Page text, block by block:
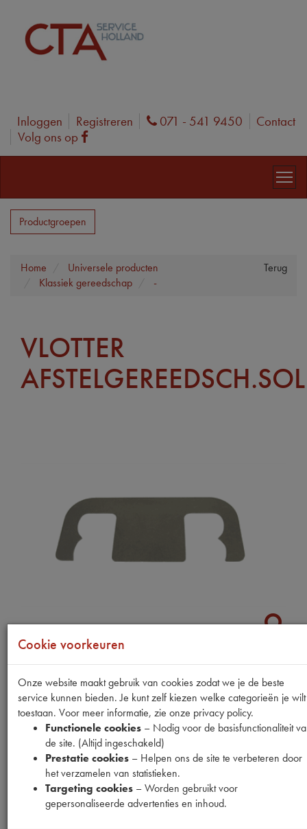
Inloggen Registreren Phone
071 - 541 9450
Contact
Volg ons op
Facebook
Productgroepen
Terug
Home
Universele producten
Klassiek gereedschap
-
VLOTTER
Productnummer
1868015
Prijs
15,73 (€13 ,00 excl. btw)
Bestel
Cookie voorkeuren
Onze website maakt gebruik van cookies zodat we je de beste
service kunnen bieden. Je kunt zelf kiezen welke categorieën je wilt
toestaan. Voor meer informatie, zie onze privacy policy.
Functionele cookies – Nodig voor de basisfunctionaliteit
de site. (Altijd ingeschakeld)
Prestatie cookies – Helpen ons de site te verbeteren door
het verzamelen van statistieken.
Targeting cookies – Worden gebruikt voor
gepersonaliseerde advertenties en inhoud.